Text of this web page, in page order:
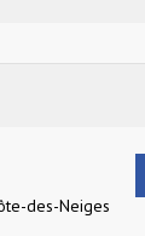
des-Neiges